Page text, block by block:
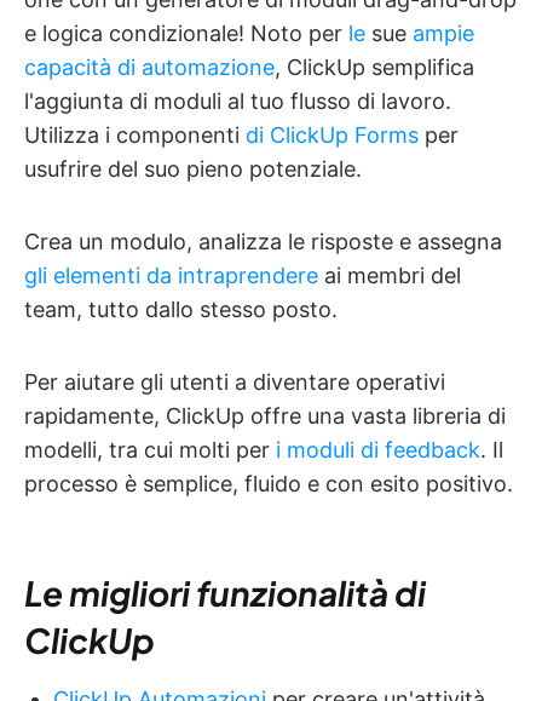
e logica condizionale! Noto per le sue ampie
capacità di automazione, ClickUp semplifica
l'aggiunta di moduli al tuo flusso di lavoro.
Utilizza i componenti di ClickUp Forms per
usufrire del suo pieno potenziale.
Crea un modulo, analizza le risposte e assegna
gli elementi da intraprendere ai membri del
team, tutto dallo stesso posto.
Per aiutare gli utenti a diventare operativi
rapidamente, ClickUp offre una vasta libreria di
modelli, tra cui molti per i moduli di feedback. Il
processo è semplice, fluido e con esito positivo.
Le migliori funzionalità di
ClickUp